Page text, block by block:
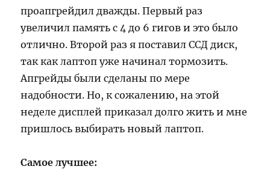
проапгрейдил дважды. Первый раз
увеличил память с 4 до 6 гигов и это было
отлично. Второй раз я поставил ССД диск,
так как лаптоп уже начинал тормозить.
Апгрейды были сделаны по мере
надобности. Но, к сожалению, на этой
неделе дисплей приказал долго жить и мне
пришлось выбирать новый лаптоп.
Самое лучшее: